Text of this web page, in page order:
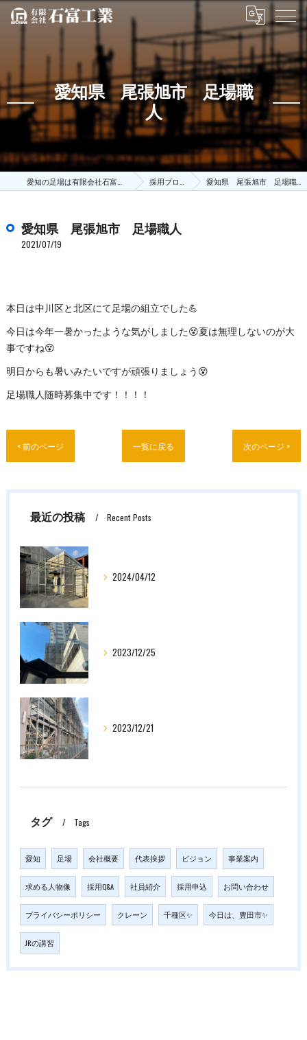
愛知県 尾張旭市 足場職
人
採用ブログ 愛知県 尾張旭市 足場職人
愛知県 尾張旭市 足場職人
2021/07/19
本日は中川区と北区にて足場の組立でした💪
今日は今年一暑かったような気がしました😵夏は無理しないのが大
事ですね😵
明日からも暑いみたいですが頑張りましょう😵
足場職人随時募集中です！！！！
< 前のページ 一覧に戻る 次のページ >
最近の投稿 Recent Posts
2024/04/12
2023/12/25
2023/12/21
タグ Tags
愛知 足場 会社概要 代表挨拶 ビジョン 事業案内
求める人物像 採用Q&A 社員紹介 採用申込 お問い合わせ
プライバシーポリシー クレーン 千種区✨ 今日は、豊田市✨
JRの講習